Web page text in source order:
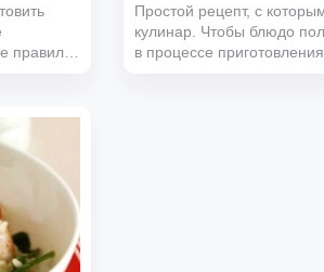
правила
Простой рецепт, с
кулинар. Чтобы блюдо
в процессе